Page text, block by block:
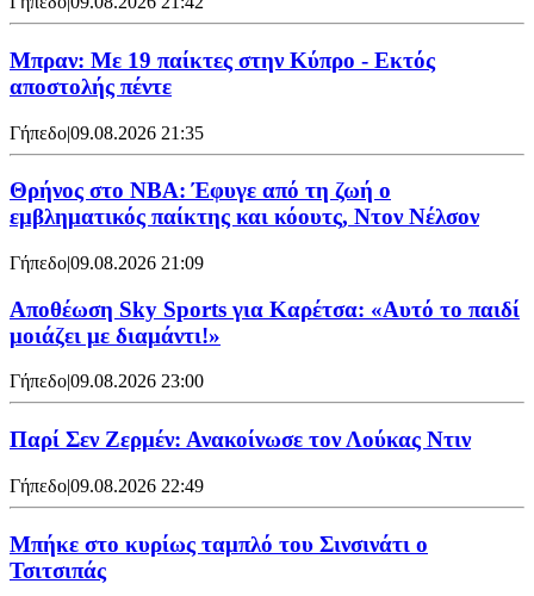
Μπραν: Με 19 παίκτες στην Κύπρο - Εκτός
αποστολής πέντε
Γήπεδο|09.08.2026 21:35
Θρήνος στο NBA: Έφυγε από τη ζωή ο
εμβληματικός παίκτης και κόουτς, Ντον Νέλσον
Γήπεδο|09.08.2026 21:09
Αποθέωση Sky Sports για Καρέτσα: «Αυτό το παιδί
μοιάζει με διαμάντι!»
Γήπεδο|09.08.2026 23:00
Παρί Σεν Ζερμέν: Ανακοίνωσε τον Λούκας Ντιν
Γήπεδο|09.08.2026 22:49
Mπήκε στο κυρίως ταμπλό του Σινσινάτι ο
Τσιτσιπάς